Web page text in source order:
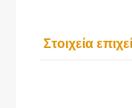
Στοιχεία